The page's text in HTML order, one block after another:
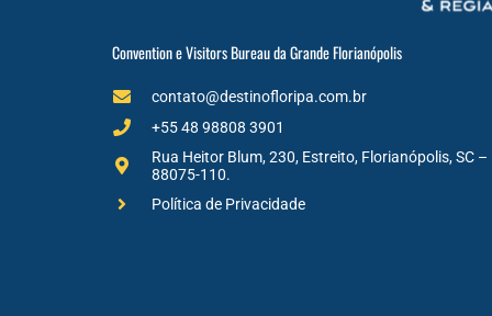
Convention e Visitors Bureau da Grande Florianópolis
contato@destinofloripa.com.br
+55 48 98808 3901
Rua Heitor Blum, 230, Estreito, Florianópolis, SC –
88075-110.
Política de Privacidade